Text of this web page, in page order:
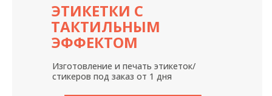
Изготовление и печать этикеток/
стикеров под заказ от 1 дня
ЭТИКЕТКИ С
ТАКТИЛЬНЫМ
ЭФФЕКТОМ